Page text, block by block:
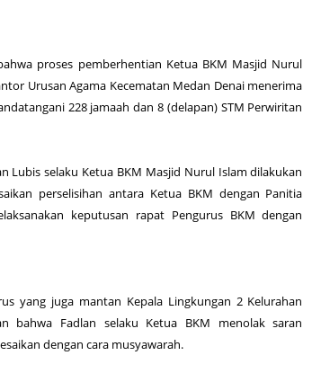
proses pemberhentian Ketua BKM Masjid Nurul
Urusan Agama Kecematan Medan Denai menerima
228 jamaah dan 8 (delapan) STM Perwiritan
Lubis selaku Ketua BKM Masjid Nurul Islam dilakukan
perselisihan antara Ketua BKM dengan Panitia
keputusan rapat Pengurus BKM dengan
yang juga mantan Kepala Lingkungan 2 Kelurahan
bahwa Fadlan selaku Ketua BKM menolak saran
dengan cara musyawarah.